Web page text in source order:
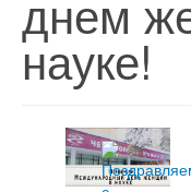
днем
науке!